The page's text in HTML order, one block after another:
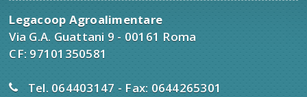
Legacoop Agroalimentare
Via G.A. Guattani 9 - 00161 Roma
CF: 97101350581
Tel. 064403147 - Fax: 0644265301